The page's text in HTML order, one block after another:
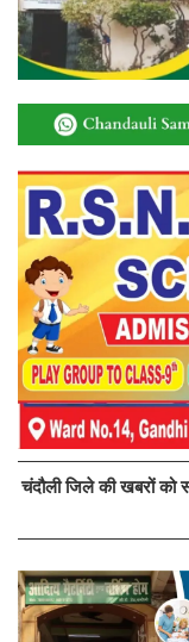
चंदौली जिले की खबरों